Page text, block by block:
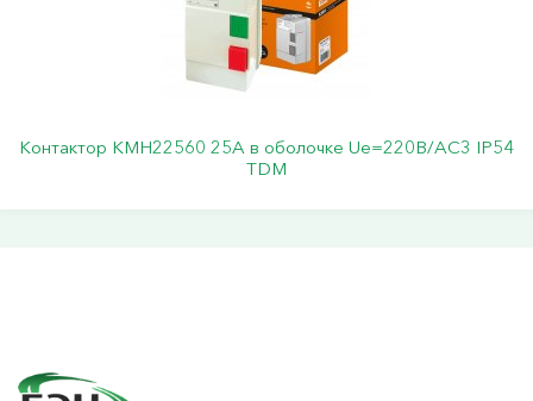
Контактор КМН22560 25А в оболочке Ue=220В/АС3 IP54
TDM